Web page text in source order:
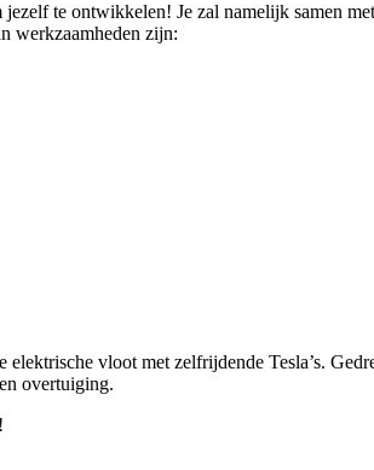
te ontwikkelen! Je zal namelijk samen
werkzaamheden zijn:
vloot met zelfrijdende Tesla’s.
overtuiging.